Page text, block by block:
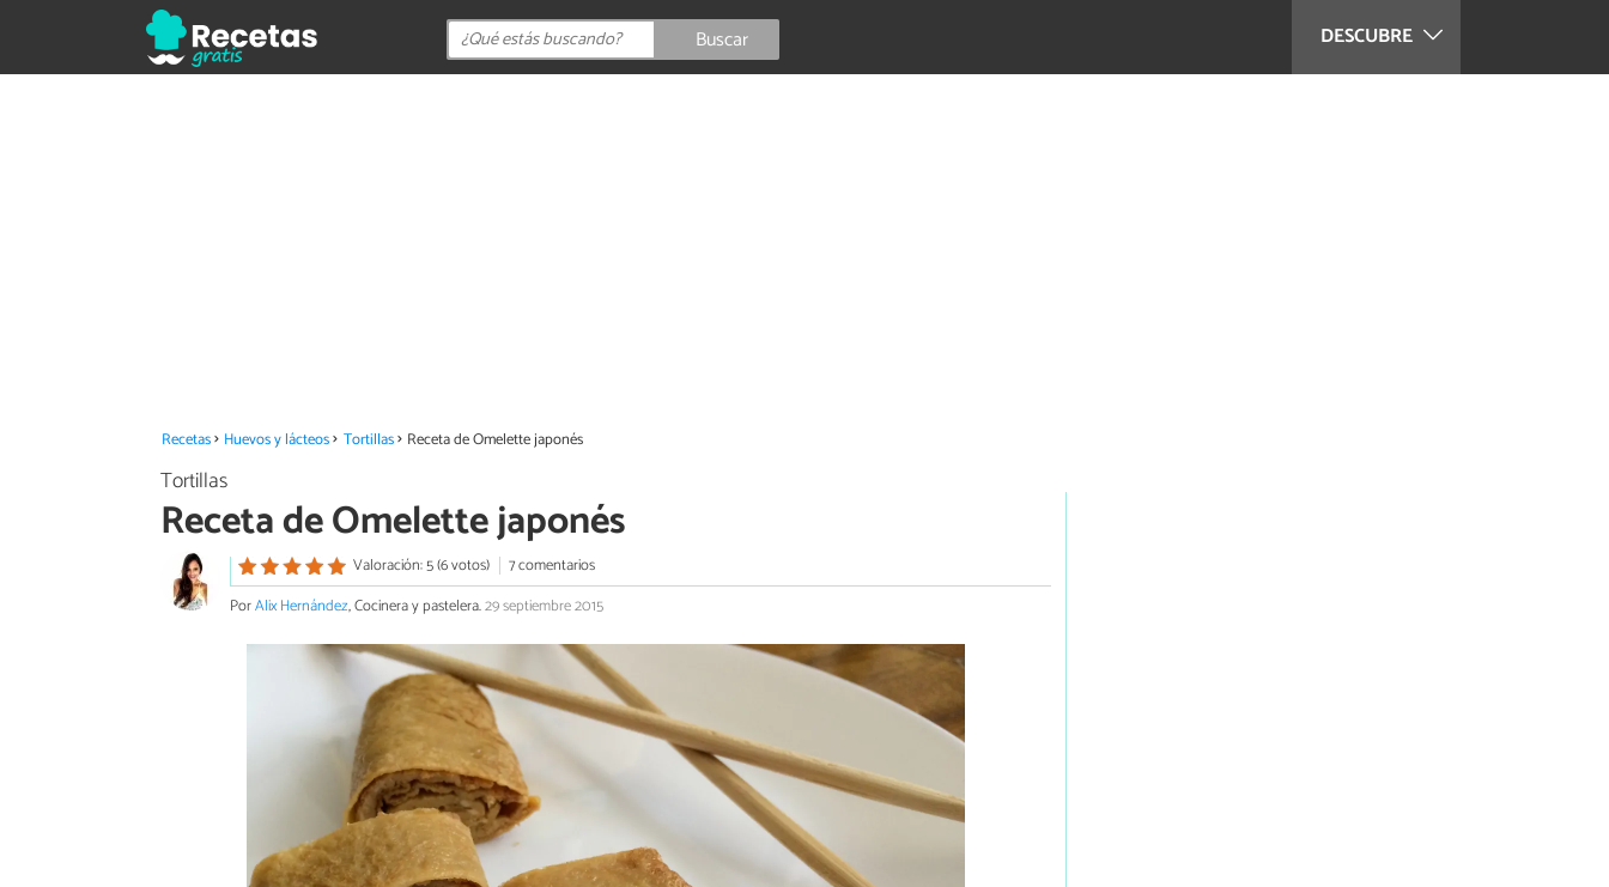
DESCUBRE
Buscar
Recetas Huevos y lácteos Tortillas Receta de Omelette japonés
Tortillas
Receta de Omelette japonés
Valoración: 5 (6 votos)
7 comentarios
PorAlix Hernández, Cocinera y pastelera.29 septiembre 2015